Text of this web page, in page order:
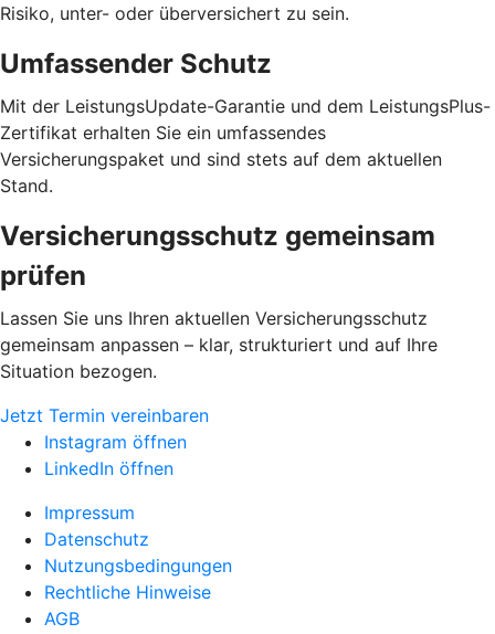
Risiko, unter- oder überversichert zu sein.
Umfassender Schutz
Mit der LeistungsUpdate-Garantie und dem LeistungsPlus-
Zertifikat erhalten Sie ein umfassendes
Versicherungspaket und sind stets auf dem aktuellen
Stand.
Versicherungsschutz gemeinsam
prüfen
Lassen Sie uns Ihren aktuellen Versicherungsschutz
gemeinsam anpassen – klar, strukturiert und auf Ihre
Situation bezogen.
Jetzt Termin vereinbaren
Instagram öffnen
LinkedIn öffnen
Impressum
Datenschutz
Nutzungsbedingungen
Rechtliche Hinweise
AGB